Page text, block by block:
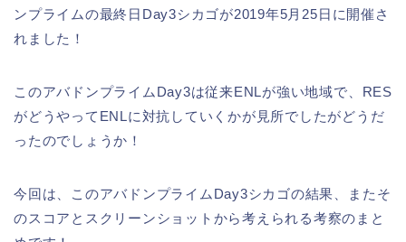
ンプライムの最終日Day3シカゴが2019年5月25日に開催さ
れました！
このアバドンプライムDay3は従来ENLが強い地域で、RES
がどうやってENLに対抗していくかが見所でしたがどうだ
ったのでしょうか！
今回は、このアバドンプライムDay3シカゴの結果、またそ
のスコアとスクリーンショットから考えられる考察のまと